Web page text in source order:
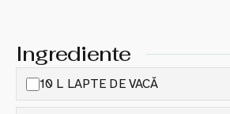
Ingrediente
10 L LAPTE DE VACĂ